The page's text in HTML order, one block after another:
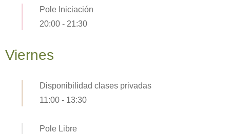
Pole Iniciación
20:00 - 21:30
Viernes
Disponibilidad clases privadas
11:00 - 13:30
Pole Libre